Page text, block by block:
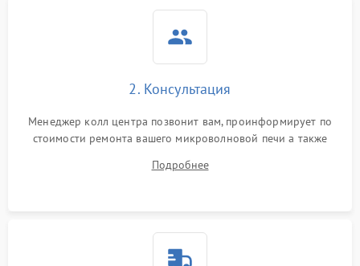
2. Консультация
Менеджер колл центра позвонит вам, проинформирует по
стоимости ремонта вашего микроволновой печи а также
Подробнее